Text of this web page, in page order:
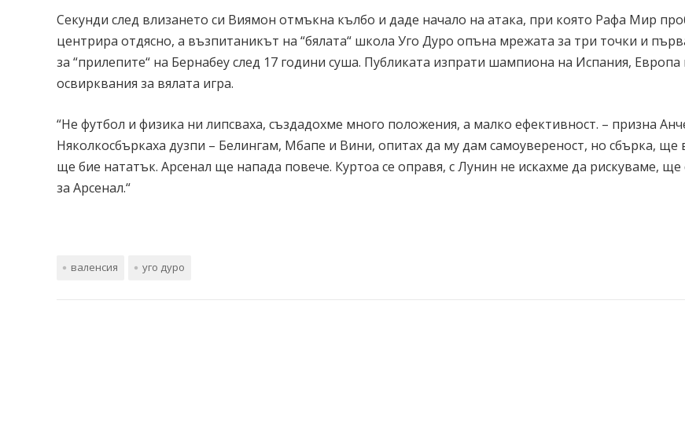
Секунди след влизането си Виямон отмъкна кълбо и даде начало на атака, при която Рафа Мир
центрира отдясно, а възпитаникът на “бялата“ школа Уго Дуро опъна мрежата за три точки и
за “прилепите“ на Бернабеу след 17 години суша. Публиката изпрати шампиона на Испания, Европа
освирквания за вялата игра.
“Не футбол и физика ни липсваха, създадохме много положения, а малко ефективност. – призна
Няколкосбъркаха дузпи – Белингам, Мбапе и Вини, опитах да му дам самоувереност, но сбърка, ще
ще бие нататък. Арсенал ще напада повече. Куртоа се оправя, с Лунин не искахме да рискуваме, ще
за Арсенал.“
валенсия уго дуро